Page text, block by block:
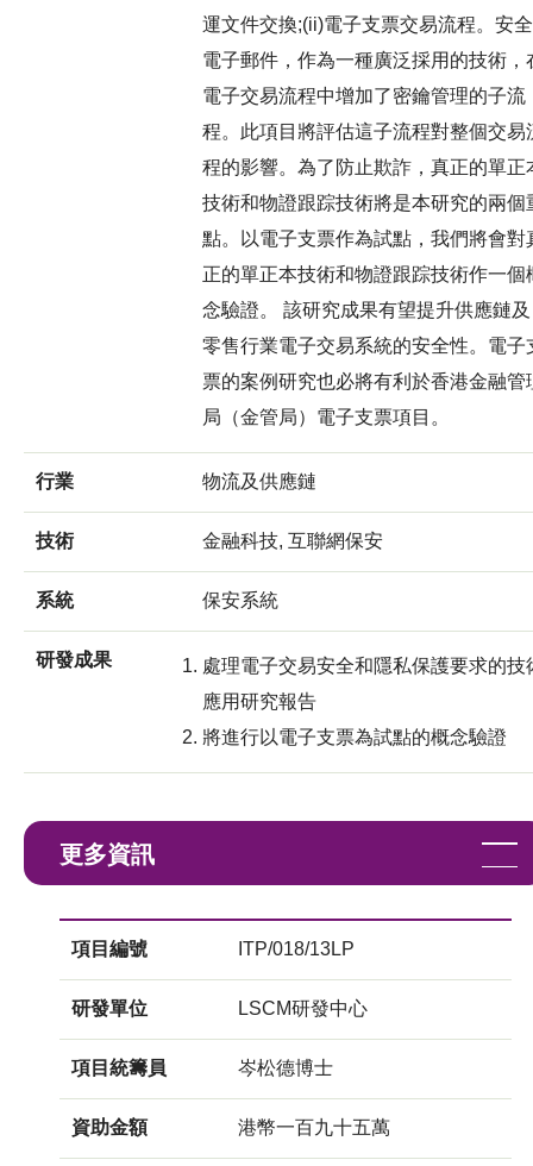
運文件交換;(ii)電子支票交易流程。安全
電子郵件，作為一種廣泛採用的技術，
電子交易流程中增加了密鑰管理的子流
程。此項目將評估這子流程對整個交易
程的影響。為了防止欺詐，真正的單正
技術和物證跟踪技術將是本研究的兩個
點。以電子支票作為試點，我們將會對
正的單正本技術和物證跟踪技術作一個
念驗證。 該研究成果有望提升供應鏈及
零售行業電子交易系統的安全性。電子
票的案例研究也必將有利於香港金融管
局（金管局）電子支票項目。
行業 物流及供應鏈
技術 金融科技, 互聯網保安
系統 保安系統
研發成果
處理電子交易安全和隱私保護要求的技
應用研究報告
將進行以電子支票為試點的概念驗證
更多資訊
項目編號 ITP/018/13LP
研發單位 LSCM研發中心
項目統籌員 岑松德博士
資助金額 港幣一百九十五萬